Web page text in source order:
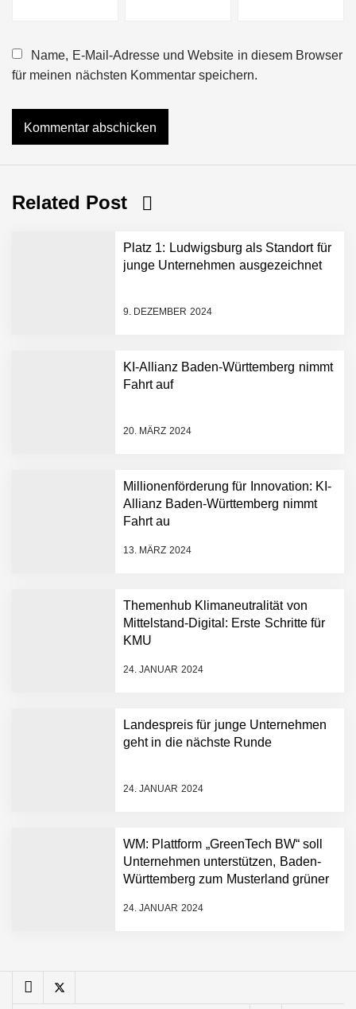
Name, E-Mail-Adresse und Website in diesem Browser
für meinen nächsten Kommentar speichern.
Related Post
Platz 1: Ludwigsburg als Standort für
junge Unternehmen ausgezeichnet
9. DEZEMBER 2024
KI-Allianz Baden-Württemberg nimmt
Fahrt auf
20. MÄRZ 2024
Millionenförderung für Innovation: KI-
Allianz Baden-Württemberg nimmt
Fahrt au
13. MÄRZ 2024
Themenhub Klimaneutralität von
Mittelstand-Digital: Erste Schritte für
KMU
24. JANUAR 2024
Landespreis für junge Unternehmen
geht in die nächste Runde
24. JANUAR 2024
WM: Plattform „GreenTech BW“ soll
Unternehmen unterstützen, Baden-
Württemberg zum Musterland grüner
24. JANUAR 2024
NEURA Robotics gibt
Dollar bekannt, um den
Plattform zu beschleunigen
NEURA Robotics und
Amazon Web Services
starten strategische
AI breit auszurollen
Humanoider Roboter bringt
Hightech ins Stadion
Simulationsdienstleistung in
FiniteNow ermöglicht
Entwicklungsprozesse
Pyck im Employer Portrait
Maximilian Mack von Pyck